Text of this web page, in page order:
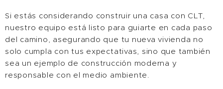
Si estás considerando construir una casa con CLT,
nuestro equipo está listo para guiarte en cada paso
del camino, asegurando que tu nueva vivienda no
solo cumpla con tus expectativas, sino que también
sea un ejemplo de construcción moderna y
responsable con el medio ambiente.